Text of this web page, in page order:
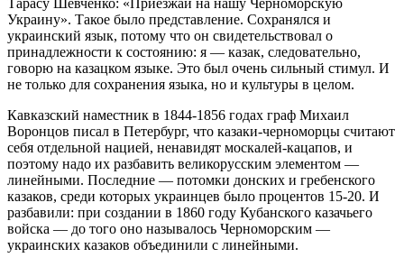
Тарасу Шевченко: «Приезжай на нашу Черноморскую
Украину». Такое было представление. Сохранялся и
украинский язык, потому что он свидетельствовал о
принадлежности к состоянию: я — казак, следовательно,
говорю на казацком языке. Это был очень сильный стимул. И
не только для сохранения языка, но и культуры в целом.
Кавказский наместник в 1844-1856 годах граф Михаил
Воронцов писал в Петербург, что казаки-черноморцы считают
себя отдельной нацией, ненавидят москалей-кацапов, и
поэтому надо их разбавить великорусским элементом —
линейными. Последние — потомки донских и гребенского
казаков, среди которых украинцев было процентов 15-20. И
разбавили: при создании в 1860 году Кубанского казачьего
войска — до того оно называлось Черноморским —
украинских казаков объединили с линейными.